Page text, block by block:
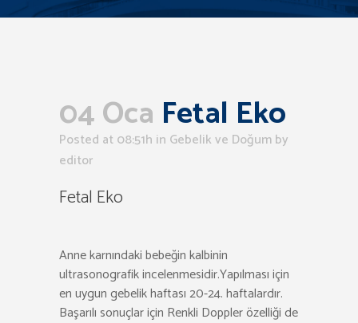
04 Oca Fetal Eko
Posted at 08:51h in Gebelik ve Doğumby
editor
Fetal Eko
Anne karnındaki bebeğin kalbinin
ultrasonografik incelenmesidir.Yapılması için
en uygun gebelik haftası 20-24. haftalardır.
Başarılı sonuçlar için Renkli Doppler özelliği de